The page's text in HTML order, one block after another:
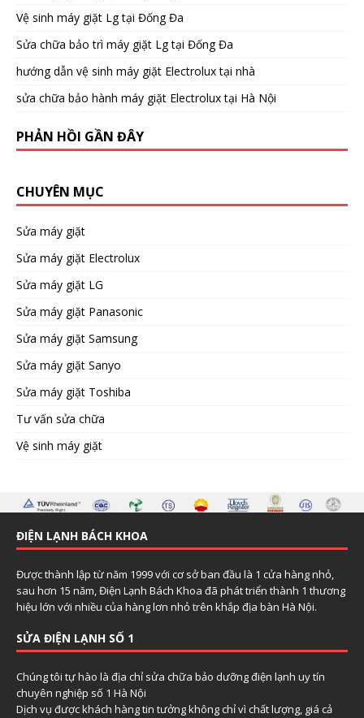
Vệ sinh máy giặt Lg tại Đống Đa
Sửa chữa bảo trì máy giặt Lg tại Đống Đa
hướng dẫn vệ sinh máy giặt Electrolux tại nhà
sửa chữa bảo hành máy giặt Electrolux tại Hà Nội
PHẢN HỒI GẦN ĐÂY
CHUYÊN MỤC
Sửa máy giặt
Sửa máy giặt Electrolux
Sửa máy giặt LG
Sửa máy giặt Panasonic
Sửa máy giặt Samsung
Sửa máy giặt Sanyo
Sửa máy giặt Toshiba
Tư vấn sửa chữa
Vệ sinh máy giặt
ĐIỆN LẠNH BÁCH KHOA
Được thành lập từ năm 1999 với cơ sở ban đầu là 1 cửa hàng nhỏ,
sau hơn 15 năm, Điện Lạnh Bách Khoa đã phát triển thành 1 thương
hiệu lớn với nhiều của hàng lơn nhỏ trên khắp địa bàn Hà Nội.
SỬA ĐIỆN LẠNH SỐ 1
Chúng tôi tự hào là địa chỉ sửa chữa bảo dưỡng điện lạnh uy tín
chuyên nghiệp số 1 Hà Nội
Dịch vụ được khách hàng tin tưởng không chỉ vì chất lượng, giá cả